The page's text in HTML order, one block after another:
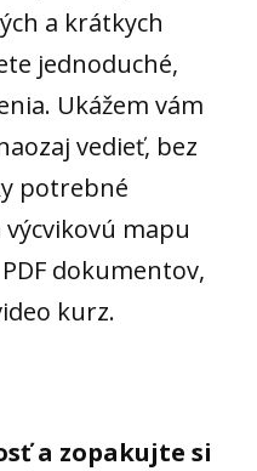
a krátkych
jednoduché,
Ukážem vám
vedieť, bez
potrebné
mapu
dokumentov,
kurz.
a zopakujte si